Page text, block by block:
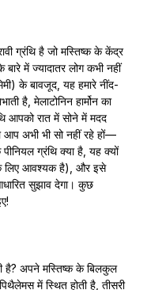
ग्रंथि है जो मस्तिष्क के केंद्र
में ज्यादातर लोग कभी नहीं
के बावजूद, यह हमारे नींद-
है, मेलाटोनिन हार्मोन का
आपको रात में सोने में मदद
अभी भी सो नहीं रहे हों—
ग्रंथि क्या है, यह क्यों
के लिए आवश्यक है), और इसे
सुझाव देगा। कुछ
है? अपने मस्तिष्क के बिलकुल
में स्थित होती है, तीसरी